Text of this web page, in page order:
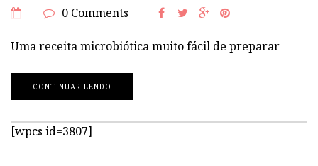
0 Comments
Uma receita microbiótica muito fácil de preparar
CONTINUAR LENDO
[wpcs id=3807]